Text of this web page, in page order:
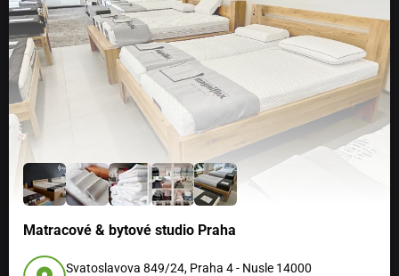
Matracové & bytové studio Praha
Svatoslavova 849/24, Praha 4 - Nusle 14000